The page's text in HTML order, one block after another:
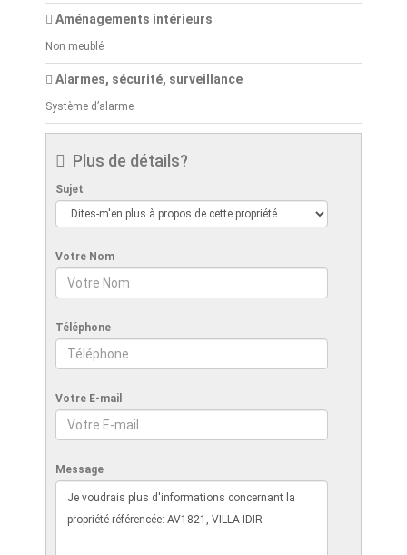
Aménagements intérieurs
Non meublé
Alarmes, sécurité, surveillance
Système d’alarme
Plus de détails?
Sujet
Votre Nom
Téléphone
Votre E-mail
Message